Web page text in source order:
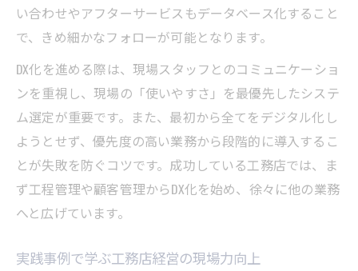
い合わせやアフターサービスもデータベース化すること
で、きめ細かなフォローが可能となります。
DX化を進める際は、現場スタッフとのコミュニケーショ
ンを重視し、現場の「使いやすさ」を最優先したシステ
ム選定が重要です。また、最初から全てをデジタル化し
ようとせず、優先度の高い業務から段階的に導入するこ
とが失敗を防ぐコツです。成功している工務店では、ま
ず工程管理や顧客管理からDX化を始め、徐々に他の業務
へと広げています。
実践事例で学ぶ工務店経営の現場力向上